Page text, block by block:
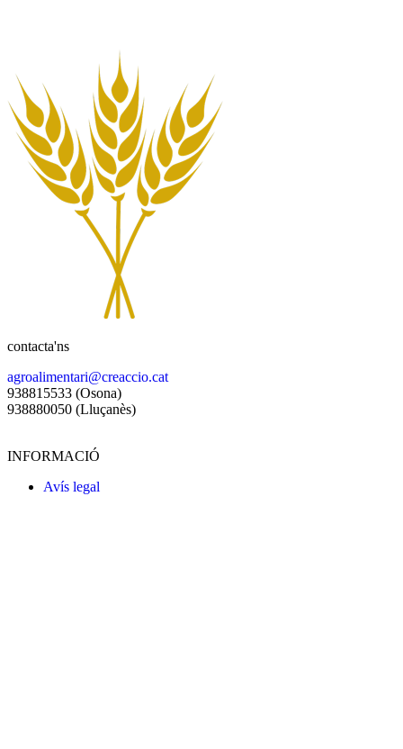
contacta'ns
agroalimentari@creaccio.cat
938815533 (Osona)
938880050 (Lluçanès)
INFORMACIÓ
Avís legal